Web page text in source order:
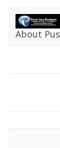
About